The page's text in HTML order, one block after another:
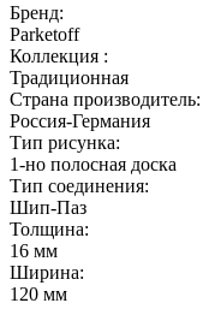
Бренд:
Parketoff
Коллекция :
Традиционная
Страна производитель:
Россия-Германия
Тип рисунка:
1-но полосная доска
Тип соединения:
Шип-Паз
Толщина:
16 мм
Ширина:
120 мм